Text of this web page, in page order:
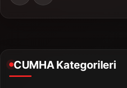
CUMHA Kategorileri